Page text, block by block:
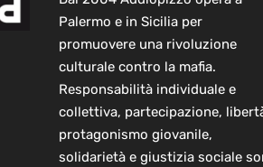
Palermo e in Sicilia per
promuovere una rivoluzione
culturale contro la mafia.
Responsabilità individuale e
collettiva, partecipazione,
protagonismo giovanile,
solidarietà e giustizia sociale